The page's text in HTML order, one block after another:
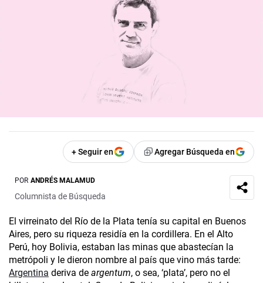
+ Seguir en Agregar Búsqueda en
POR ANDRÉS MALAMUD
Columnista de Búsqueda
El virreinato del Río de la Plata tenía su capital en Buenos
Aires, pero su riqueza residía en la cordillera. En el Alto
Perú, hoy Bolivia, estaban las minas que abastecían la
metrópoli y le dieron nombre al país que vino más tarde:
Argentina deriva de argentum, o sea, ‘plata’, pero no el